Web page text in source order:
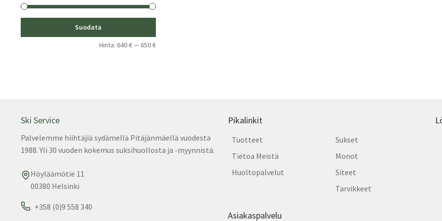
Suodata
Hinta: 640 €— 650 €
Ski Service
Palvelemme hiihtäjiä sydämellä Pitäjänmäellä vuodesta
1988. Yli 30 vuoden kokemus suksihuollosta ja -myynnistä.
Höyläämötie 11
00380 Helsinki
+358 (0)9 558 340
Pikalinkit
Tuotteet
Tietoa Meistä
Huoltopalvelut
Sukset
Monot
Siteet
Tarvikkeet
Asiakaspalvelu